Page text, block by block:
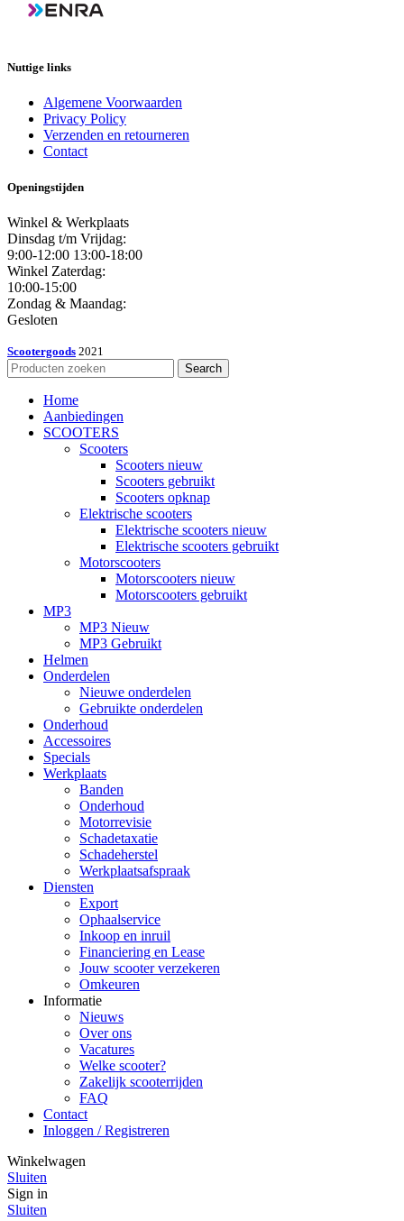
Nuttige links
Algemene Voorwaarden
Privacy Policy
Verzenden en retourneren
Contact
Openingstijden
Winkel & Werkplaats
Dinsdag t/m Vrijdag:
9:00-12:00 13:00-18:00
Winkel Zaterdag:
10:00-15:00
Zondag & Maandag:
Gesloten
Scootergoods 2021
Search
Home
Aanbiedingen
SCOOTERS
Scooters
Scooters nieuw
Scooters gebruikt
Scooters opknap
Elektrische scooters
Elektrische scooters nieuw
Elektrische scooters gebruikt
Motorscooters
Motorscooters nieuw
Motorscooters gebruikt
MP3
MP3 Nieuw
MP3 Gebruikt
Helmen
Onderdelen
Nieuwe onderdelen
Gebruikte onderdelen
Onderhoud
Accessoires
Specials
Werkplaats
Banden
Onderhoud
Motorrevisie
Schadetaxatie
Schadeherstel
Werkplaatsafspraak
Diensten
Export
Ophaalservice
Inkoop en inruil
Financiering en Lease
Jouw scooter verzekeren
Omkeuren
Informatie
Nieuws
Over ons
Vacatures
Welke scooter?
Zakelijk scooterrijden
FAQ
Contact
Inloggen / Registreren
Winkelwagen
Sluiten
Sign in
Sluiten